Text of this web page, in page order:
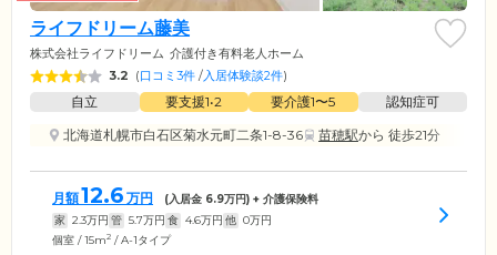
ライフドリーム藤美
株式会社ライフドリーム 介護付き有料老人ホーム
3.2 (口コミ3件 /入居体験談2件)
自立 要支援1•2 要介護1〜5
認知症可
北海道札幌市白石区菊水元町二条1-8-36
苗穂駅から 徒歩21分
月額12.6 万円 (入居金 6.9万円) + 介護保険料
家 2.3万円 管 5.7万円 食 4.6万円 他 0万円
個室 / 15m2 / A-1タイプ